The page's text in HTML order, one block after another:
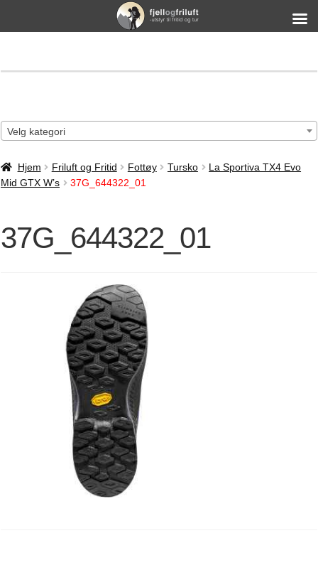
Velg kategori
Hjem Friluft og Fritid Fottøy Tursko
La Sportiva TX4 Evo
Mid GTX W’s
37G_644322_01
37G_644322_01